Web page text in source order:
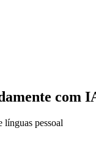
com
pessoal